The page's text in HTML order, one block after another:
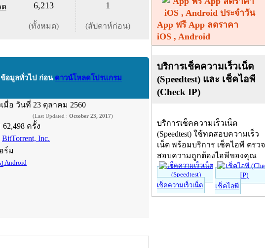
ด 6,213
(ทั้งหมด)
1
(สัปดาห์ก่อน)
ข้อมูลทั่วไป ก่อน ดาวน์โหลดโปรแกรม
มื่อ วันที่ 23 ตุลาคม 2560
(Last Updated : October 23, 2017)
62,498 ครั้ง
BitTorrent, Inc.
ร์ม
Android
App ฟรี App ลดราคา
iOS , Android
บริการเช็คความเร็วเน็ต
(Speedtest) และ เช็คไอพี
(Check IP)
บริการเช็คความเร็วเน็ต
(Speedtest) ใช้ทดสอบความเร็ว
เน็ต พร้อมบริการ เช็คไอพี ตรวจ
สอบความถูกต้องไอพีของคุณ
เช็คความเร็วเน็ต เช็คไอพี